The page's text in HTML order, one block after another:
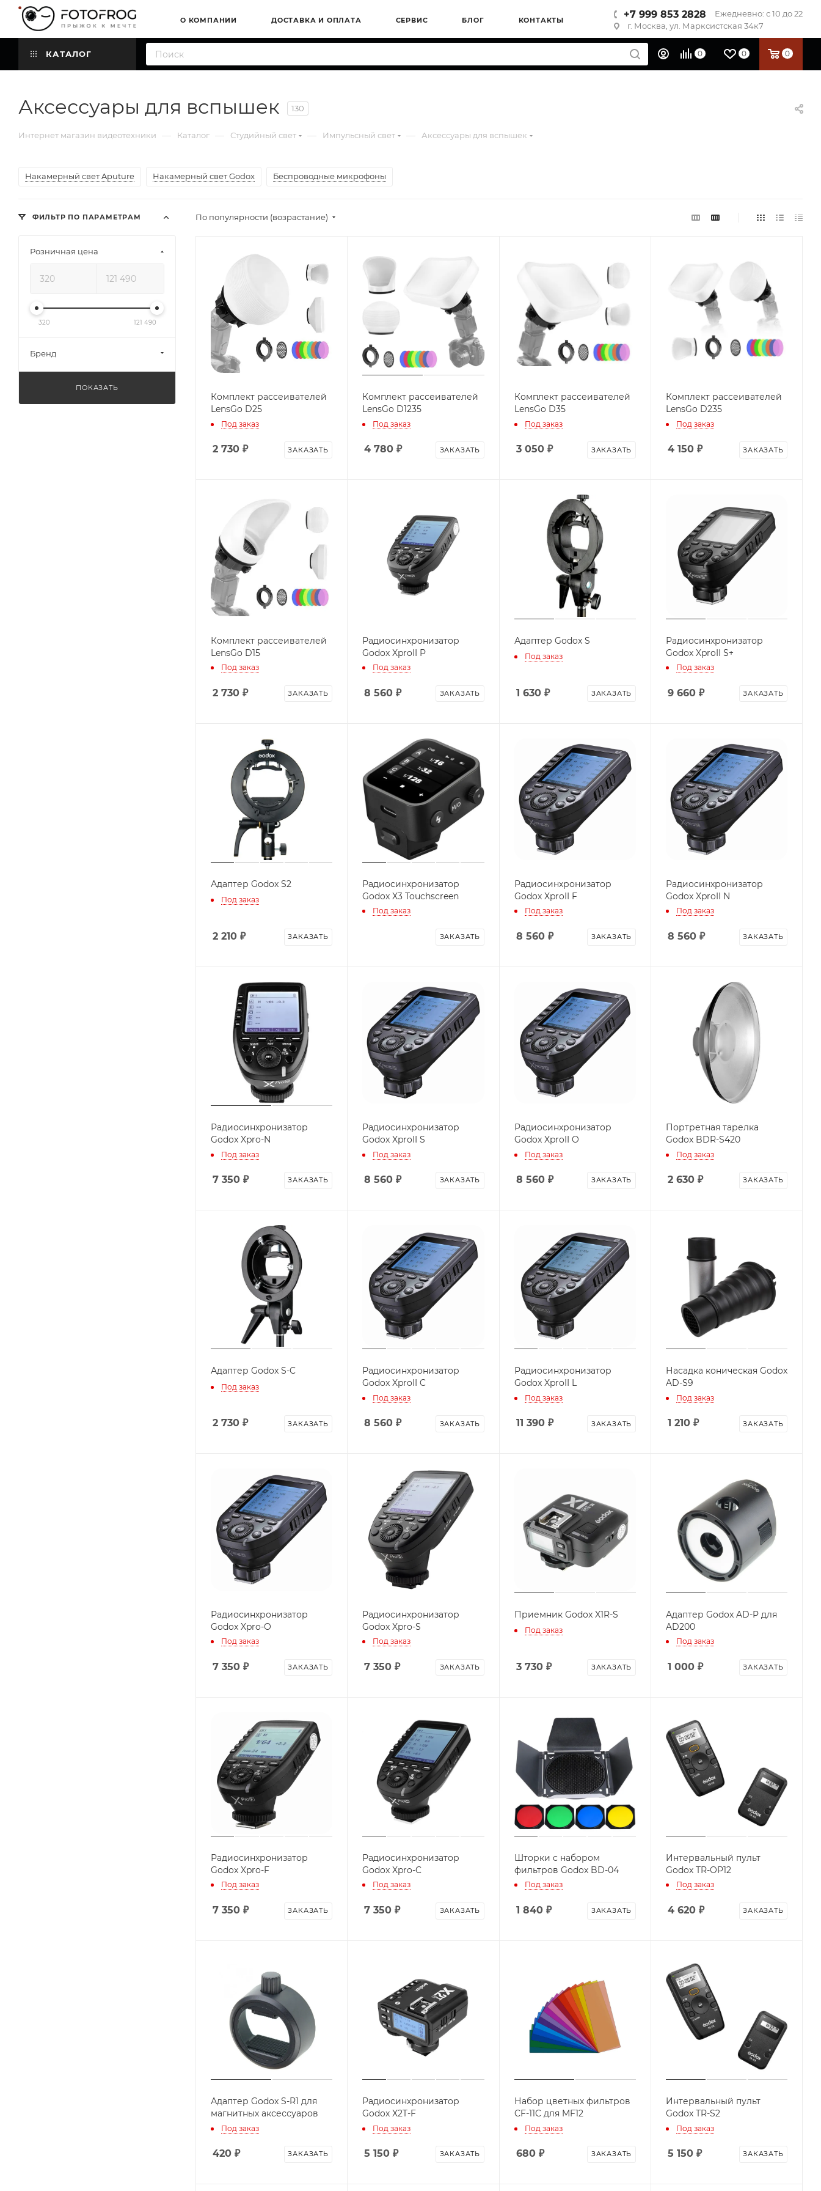
О КОМПАНИИ ДОСТАВКА И ОПЛАТА СЕРВИС БЛОГ КОНТАКТЫ
+7 999 853 2828
Ежедневно: с 10 до 22
г. Москва, ул. Марксистская 34к7
КАТАЛОГ 0 0 0
Аксессуары для вспышек 130
Интернет магазин видеотехники — Каталог — Студийный свет — Импульсный свет — Аксессуары для вспышек
Накамерный свет Aputure Накамерный свет Godox Беспроводные микрофоны
По популярности (возрастание)
Комплект рассеивателей
LensGo D25
Под заказ
2 730 ₽ ЗАКАЗАТЬ
Комплект рассеивателей
LensGo D1235
Под заказ
4 780 ₽ ЗАКАЗАТЬ
Комплект рассеивателей
LensGo D35
Под заказ
3 050₽ ЗАКАЗАТЬ
Комплект рассеивателей
LensGo D235
Под заказ
4 150₽ ЗАКАЗАТЬ
Комплект рассеивателей
LensGo D15
Под заказ
2 730 ₽ ЗАКАЗАТЬ
Радиосинхронизатор
Godox XproII P
Под заказ
8 560 ₽ ЗАКАЗАТЬ
Адаптер Godox S
Под заказ
1 630₽ ЗАКАЗАТЬ
Радиосинхронизатор
Godox XproII S+
Под заказ
9 660₽ ЗАКАЗАТЬ
Адаптер Godox S2
Под заказ
2 210 ₽ ЗАКАЗАТЬ
Радиосинхронизатор
Godox X3 Touchscreen
Под заказ
ЗАКАЗАТЬ
Радиосинхронизатор
Godox XproII F
Под заказ
8 560₽ ЗАКАЗАТЬ
Радиосинхронизатор
Godox XproII N
Под заказ
8 560₽ ЗАКАЗАТЬ
Радиосинхронизатор
Godox Xpro-N
Под заказ
7 350 ₽ ЗАКАЗАТЬ
Радиосинхронизатор
Godox XproII S
Под заказ
8 560 ₽ ЗАКАЗАТЬ
Радиосинхронизатор
Godox XproII O
Под заказ
8 560₽ ЗАКАЗАТЬ
Портретная тарелка
Godox BDR-S420
Под заказ
2 630₽ ЗАКАЗАТЬ
Адаптер Godox S-C
Под заказ
2 730 ₽ ЗАКАЗАТЬ
Радиосинхронизатор
Godox XproII C
Под заказ
8 560 ₽ ЗАКАЗАТЬ
Радиосинхронизатор
Godox XproII L
Под заказ
11 390₽ ЗАКАЗАТЬ
Насадка коническая Godox
AD-S9
Под заказ
1 210₽ ЗАКАЗАТЬ
Радиосинхронизатор
Godox Xpro-O
Под заказ
7 350 ₽ ЗАКАЗАТЬ
Радиосинхронизатор
Godox Xpro-S
Под заказ
7 350 ₽ ЗАКАЗАТЬ
Приемник Godox X1R-S
Под заказ
3 730₽ ЗАКАЗАТЬ
Адаптер Godox AD-P для
AD200
Под заказ
1 000₽ ЗАКАЗАТЬ
Радиосинхронизатор
Godox Xpro-F
Под заказ
7 350 ₽ ЗАКАЗАТЬ
Радиосинхронизатор
Godox Xpro-C
Под заказ
7 350 ₽ ЗАКАЗАТЬ
Шторки с набором
фильтров Godox BD-04
Под заказ
1 840₽ ЗАКАЗАТЬ
Интервальный пульт
Godox TR-OP12
Под заказ
4 620₽ ЗАКАЗАТЬ
Адаптер Godox S-R1 для
магнитных аксессуаров
Под заказ
420 ₽ ЗАКАЗАТЬ
Радиосинхронизатор
Godox X2T-F
Под заказ
5 150 ₽ ЗАКАЗАТЬ
Набор цветных фильтров
CF-11C для MF12
Под заказ
680₽ ЗАКАЗАТЬ
Интервальный пульт
Godox TR-S2
Под заказ
5 150₽ ЗАКАЗАТЬ
ФИЛЬТР ПО ПАРАМЕТРАМ
Розничная цена
320 121 490
Бренд
ПОКАЗАТЬ